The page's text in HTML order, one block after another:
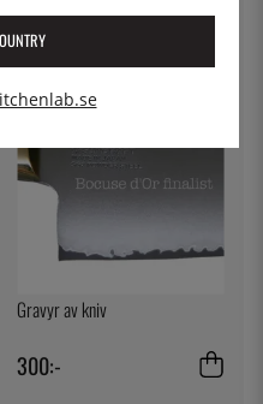
1 099:-
Gravyr av kniv
300:-